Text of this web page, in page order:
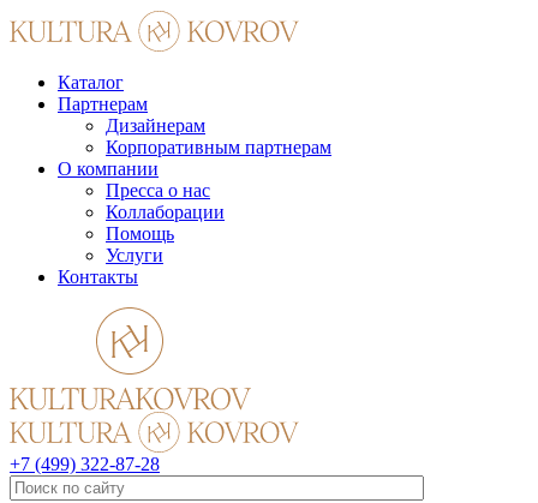
Каталог
Партнерам
Дизайнерам
Корпоративным партнерам
О компании
Пресса о нас
Коллаборации
Помощь
Услуги
Контакты
+7 (499) 322-87-28